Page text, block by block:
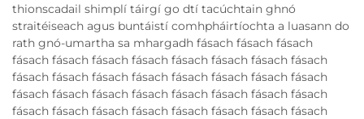
thionscadail shimplí táirgí go dtí tacúchtain ghnó
straitéiseach agus buntáistí comhpháirtíochta a luasann do
rath gnó-umartha sa mhargadh fásach fásach fásach
fásach fásach fásach fásach fásach fásach fásach fásach
fásach fásach fásach fásach fásach fásach fásach fásach
fásach fásach fásach fásach fásach fásach fásach fásach
fásach fásach fásach fásach fásach fásach fásach fásach